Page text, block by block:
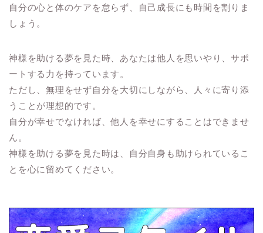
自分の心と体のケアを怠らず、自己成長にも時間を割りま
しょう。
神様を助ける夢を見た時、あなたは他人を思いやり、サポ
ートする力を持っています。
ただし、無理をせず自分を大切にしながら、人々に寄り添
うことが理想的です。
自分が幸せでなければ、他人を幸せにすることはできませ
ん。
神様を助ける夢を見た時は、自分自身も助けられているこ
とを心に留めてください。